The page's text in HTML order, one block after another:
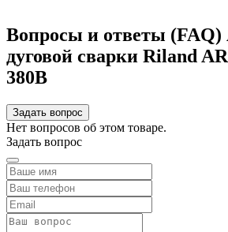
Вопросы и ответы (FAQ)
дуговой сварки Riland
380В
Задать вопрос
Нет вопросов об этом товаре.
Задать вопрос